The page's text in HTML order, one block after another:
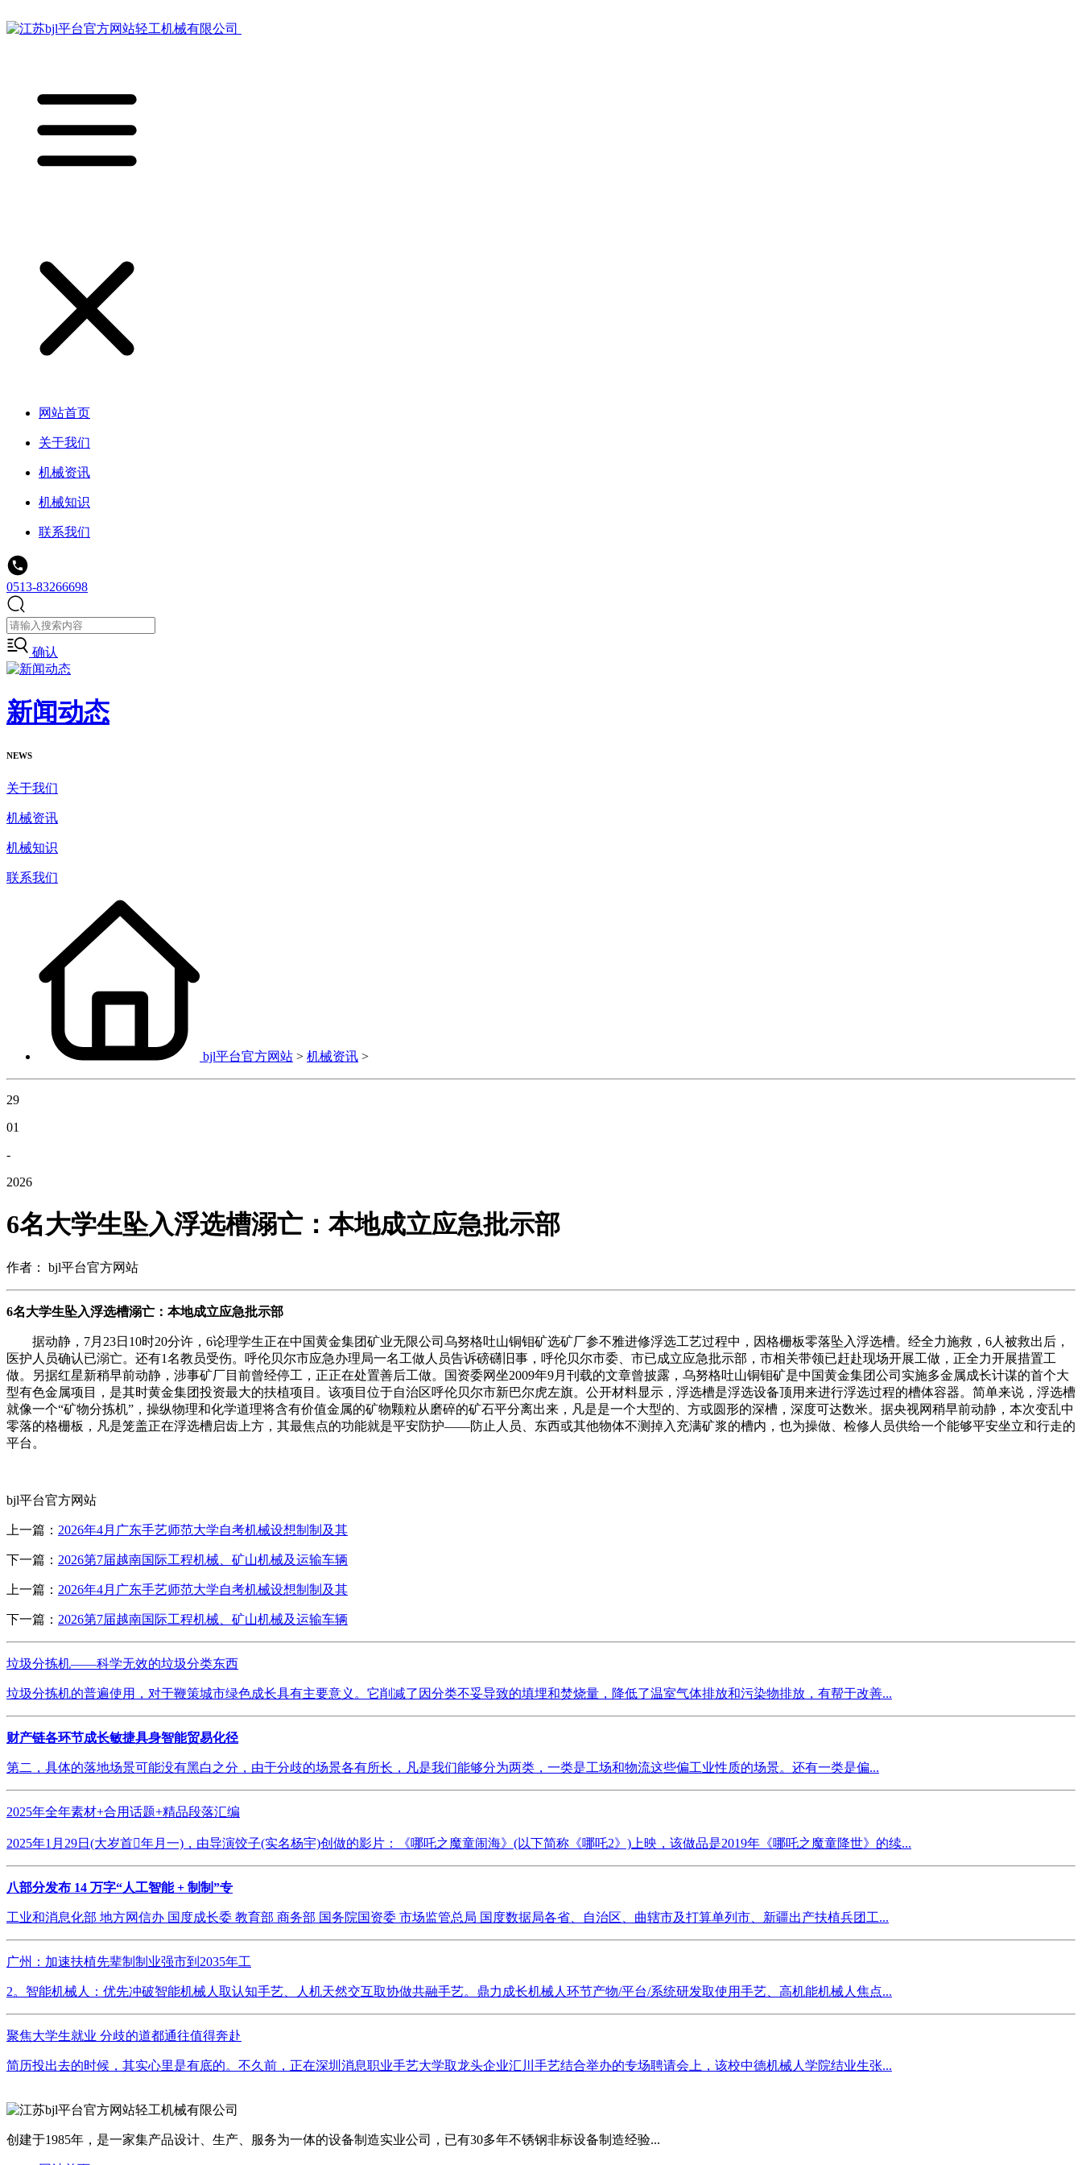
网站首页
关于我们
机械资讯
机械知识
联系我们
0513-83266698
确认
新闻动态
NEWS
关于我们
机械资讯
机械知识
联系我们
bjl平台官方网站 > 机械资讯 >
29
01
-
2026
6名大学生坠入浮选槽溺亡：本地成立应急批示部
作者： bjl平台官方网站
6名大学生坠入浮选槽溺亡：本地成立应急批示部
据动静，7月23日10时20分许，6论理学生正在中国黄金集团矿业无限公司乌努格吐山铜钼矿选矿厂参不雅进修浮选工艺过程中，因格栅板零落坠入浮选槽。经全力施救，6人被救出后，
医护人员确认已溺亡。还有1名教员受伤。呼伦贝尔市应急办理局一名工做人员告诉磅礴旧事，呼伦贝尔市委、市已成立应急批示部，市相关带领已赶赴现场开展工做，正全力开展措置工
做。另据红星新稍早前动静，涉事矿厂目前曾经停工，正正在处置善后工做。国资委网坐2009年9月刊载的文章曾披露，乌努格吐山铜钼矿是中国黄金集团公司实施多金属成长计谋的首个大
型有色金属项目，是其时黄金集团投资最大的扶植项目。该项目位于自治区呼伦贝尔市新巴尔虎左旗。公开材料显示，浮选槽是浮选设备顶用来进行浮选过程的槽体容器。简单来说，浮选槽
就像一个“矿物分拣机”，操纵物理和化学道理将含有价值金属的矿物颗粒从磨碎的矿石平分离出来，凡是是一个大型的、方或圆形的深槽，深度可达数米。据央视网稍早前动静，本次变乱中
零落的格栅板，凡是笼盖正在浮选槽启齿上方，其最焦点的功能就是平安防护——防止人员、东西或其他物体不测掉入充满矿浆的槽内，也为操做、检修人员供给一个能够平安坐立和行走的
平台。
bjl平台官方网站
上一篇： 2026年4月广东手艺师范大学自考机械设想制制及其
下一篇： 2026第7届越南国际工程机械、矿山机械及运输车辆
上一篇： 2026年4月广东手艺师范大学自考机械设想制制及其
下一篇： 2026第7届越南国际工程机械、矿山机械及运输车辆
垃圾分拣机——科学无效的垃圾分类东西
垃圾分拣机的普遍使用，对于鞭策城市绿色成长具有主要意义。它削减了因分类不妥导致的填埋和焚烧量，降低了温室气体排放和污染物排放，有帮于改善...
财产链各环节成长敏捷具身智能贸易化径
第二，具体的落地场景可能没有黑白之分，由于分歧的场景各有所长，凡是我们能够分为两类，一类是工场和物流这些偏工业性质的场景。还有一类是偏...
2025年全年素材+合用话题+精品段落汇编
2025年1月29日(大岁首年月一)，由导演饺子(实名杨宇)创做的影片：《哪吒之魔童闹海》(以下简称《哪吒2》)上映，该做品是2019年《哪吒之魔童降世》的续...
八部分发布 14 万字“人工智能 + 制制”专
工业和消息化部 地方网信办 国度成长委 教育部 商务部 国务院国资委 市场监管总局 国度数据局各省、自治区、曲辖市及打算单列市、新疆出产扶植兵团工...
广州：加速扶植先辈制制业强市到2035年工
2。智能机械人：优先冲破智能机械人取认知手艺、人机天然交互取协做共融手艺。鼎力成长机械人环节产物/平台/系统研发取使用手艺、高机能机械人焦点...
聚焦大学生就业 分歧的道都通往值得奔赴
简历投出去的时候，其实心里是有底的。不久前，正在深圳消息职业手艺大学取龙头企业汇川手艺结合举办的专场聘请会上，该校中德机械人学院结业生张...
创建于1985年，是一家集产品设计、生产、服务为一体的设备制造实业公司，已有30多年不锈钢非标设备制造经验...